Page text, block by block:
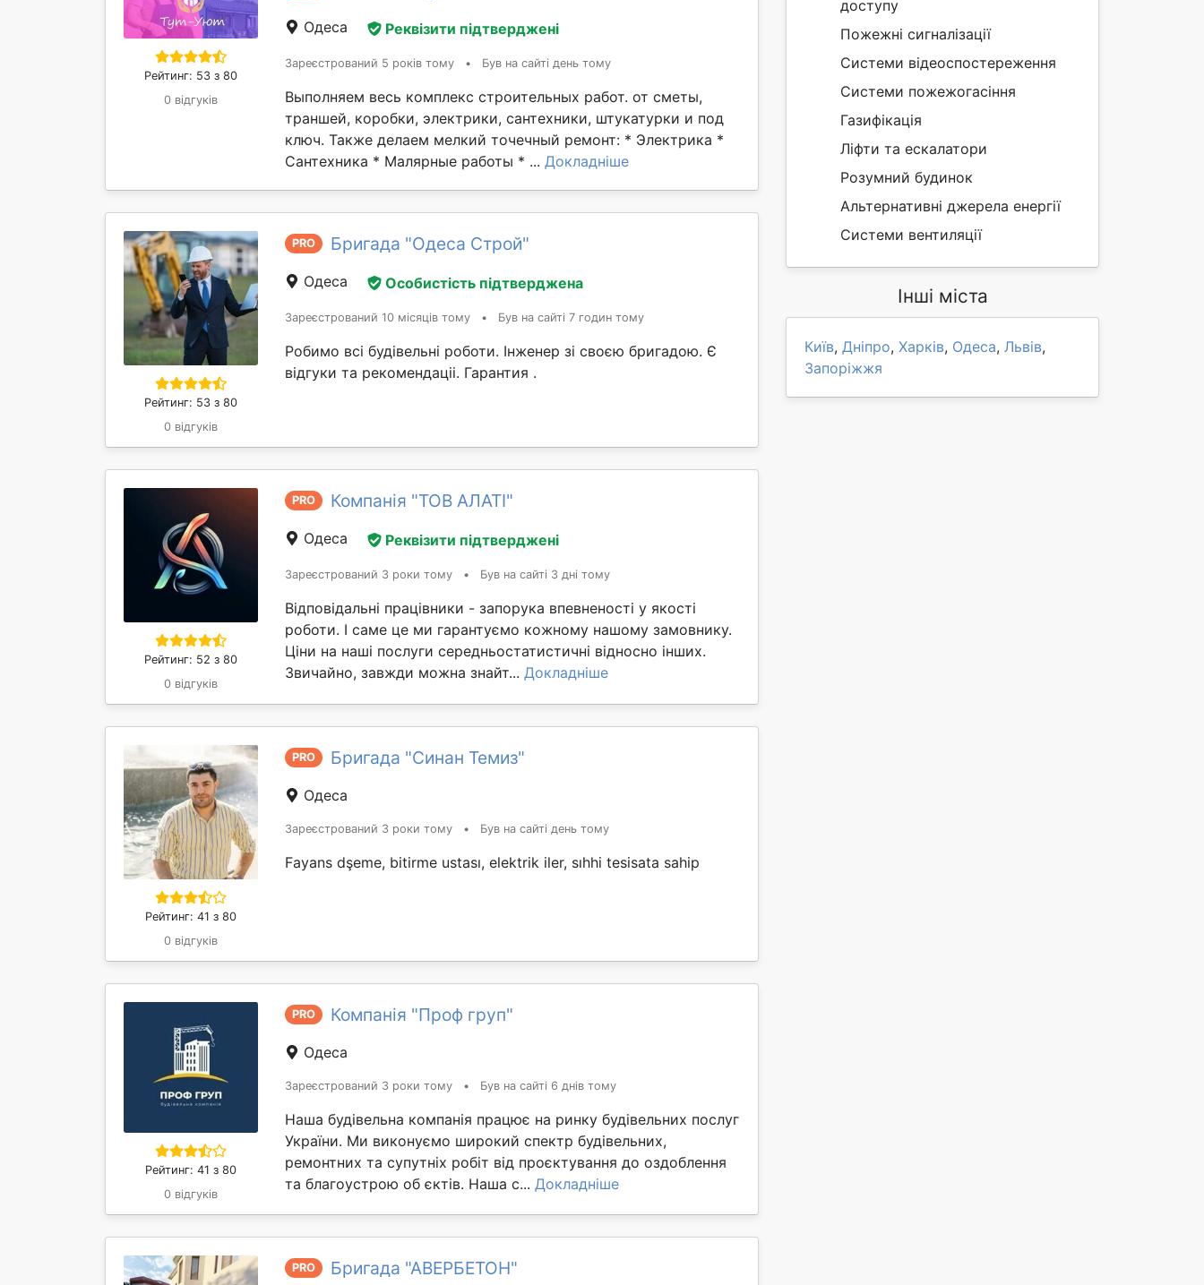
Рейтинг: 53 з 80
0 відгуків
Одеса Реквізити підтверджені
Зареєстрований 5 років тому • Був на сайті день тому
Выполняем весь комплекс строительных работ. от сметы,
траншей, коробки, электрики, сантехники, штукатурки и под
ключ. Также делаем мелкий точечный ремонт: * Электрика *
Сантехника * Малярные работы * ... Докладніше
Рейтинг: 53 з 80
0 відгуків
PRO Бригада "Одеса Строй"
Одеса Особистість підтверджена
Зареєстрований 10 місяців тому • Був на сайті 7 годин тому
Робимо всі будівельні роботи. Інженер зі своєю бригадою. Є
відгуки та рекомендаціі. Гарантия .
Рейтинг: 52 з 80
0 відгуків
PRO Компанія "ТОВ АЛАТІ"
Одеса Реквізити підтверджені
Зареєстрований 3 роки тому • Був на сайті 3 дні тому
Відповідальні працівники - запорука впевненості у якості
роботи. І саме це ми гарантуємо кожному нашому замовнику.
Ціни на наші послуги середньостатистичні відносно інших.
Звичайно, завжди можна знайт... Докладніше
Рейтинг: 41 з 80
0 відгуків
PRO Бригада "Синан Темиз"
Одеса
Зареєстрований 3 роки тому • Був на сайті день тому
Fayans dşeme, bitirme ustası, elektrik iler, sıhhi tesisata sahip
Рейтинг: 41 з 80
0 відгуків
PRO Компанія "Проф груп"
Одеса
Зареєстрований 3 роки тому • Був на сайті 6 днів тому
Наша будівельна компанія працює на ринку будівельних послуг
України. Ми виконуємо широкий спектр будівельних,
ремонтних та супутніх робіт від проєктування до оздоблення
та благоустрою об єктів. Наша с... Докладніше
PRO Бригада "АВЕРБЕТОН"
доступу
Пожежні сигналізації
Системи відеоспостереження
Системи пожежогасіння
Газифікація
Ліфти та ескалатори
Розумний будинок
Альтернативні джерела енергії
Системи вентиляції
Інші міста
Київ, Дніпро, Харків, Одеса, Львів,
Запоріжжя